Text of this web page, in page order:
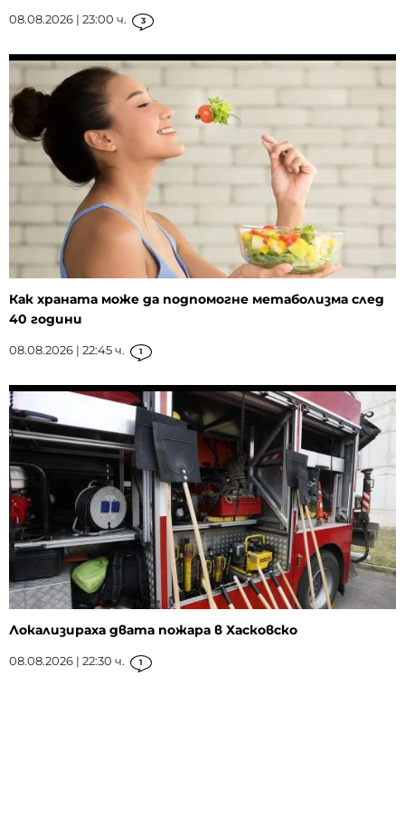
08.08.2026 | 23:00 ч. 3
Как храната може да подпомогне метаболизма след
40 години
08.08.2026 | 22:45 ч. 1
Локализираха двата пожара в Хасковско
08.08.2026 | 22:30 ч. 1